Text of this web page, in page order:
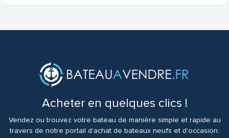
Acheter en quelques clics !
Vendez ou trouvez votre bateau de manière simple et rapide au
travers de notre portail d'achat de bateaux neufs et d'occasion.